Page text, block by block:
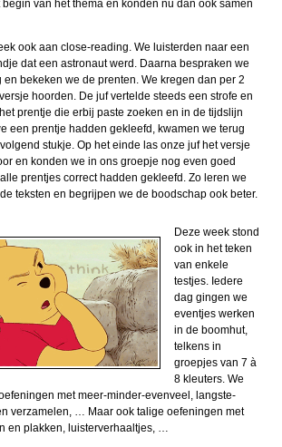
van het thema en konden nu dan ook samen
ook aan close-reading. We luisterden naar een
dat een astronaut werd. Daarna bespraken we
en bekeken we de prenten. We kregen dan per 2
hoorden. De juf vertelde steeds een strofe en
prentje die erbij paste zoeken en in de tijdslijn
een prentje hadden gekleefd, kwamen we terug
stukje. Op het einde las onze juf het versje
en konden we in ons groepje nog even goed
prentjes correct hadden gekleefd. Zo leren we
teksten en begrijpen we de boodschap ook beter.
Deze week stond
ook in het teken
van enkele
testjes. Iedere
dag gingen we
eventjes werken
in de boomhut,
telkens in
groepjes van 7 à
8 kleuters. We
met meer-minder-evenveel, langste-
verzamelen, … Maar ook talige oefeningen met
en plakken, luisterverhaaltjes, …